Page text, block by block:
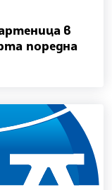
в
поредна